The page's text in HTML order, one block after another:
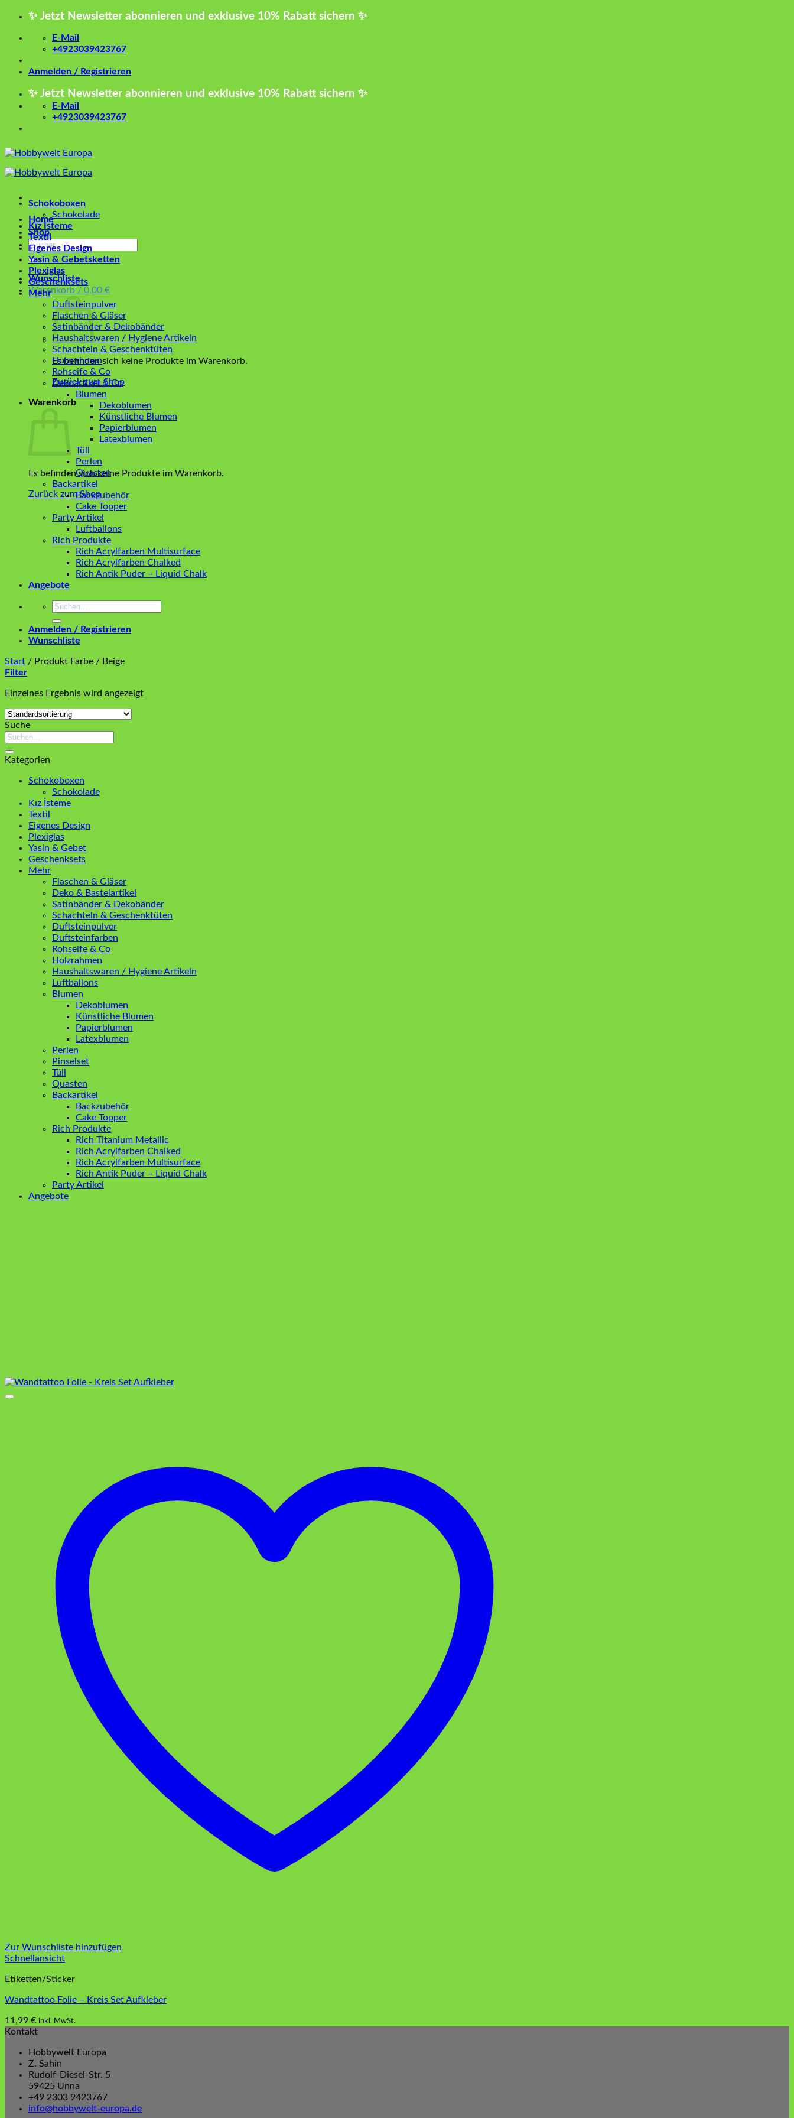
Zum
springen
✨ Jetzt Newsletter abonnieren und exklusive 10% Rabatt sichern ✨
E-Mail
+4923039423767
Anmelden / Registrieren
✨ Jetzt Newsletter abonnieren und exklusive 10% Rabatt sichern ✨
E-Mail
+4923039423767
Home
Shop
Suchen
nach:
Wunschliste
Warenkorb / 0,00 €
Es befinden sich keine Produkte im Warenkorb.
Zurück zum Shop
Warenkorb
Es befinden sich keine Produkte im Warenkorb.
Zurück zum Shop
Schokoboxen
Schokolade
Kız İsteme
Textil
Eigenes Design
Yasin & Gebetsketten
Plexiglas
Geschenksets
Mehr
Duftsteinpulver
Flaschen & Gläser
Satinbänder & Dekobänder
Haushaltswaren / Hygiene Artikeln
Schachteln & Geschenktüten
Holzrahmen
Rohseife & Co
Dekoartikel & Co
Blumen
Dekoblumen
Künstliche Blumen
Papierblumen
Latexblumen
Tüll
Perlen
Quasten
Backartikel
Backzubehör
Cake Topper
Party Artikel
Luftballons
Rich Produkte
Rich Acrylfarben Multisurface
Rich Acrylfarben Chalked
Rich Antik Puder – Liquid Chalk
Angebote
Suchen
Anmelden / Registrieren
Wunschliste
Start / Produkt Farbe / Beige
Filter
Einzelnes Ergebnis wird angezeigt
Suche
Suchen
Kategorien
Schokoboxen
Schokolade
Kız İsteme
Textil
Eigenes Design
Plexiglas
Yasin & Gebet
Geschenksets
Mehr
Flaschen & Gläser
Deko & Bastelartikel
Satinbänder & Dekobänder
Schachteln & Geschenktüten
Duftsteinpulver
Duftsteinfarben
Rohseife & Co
Holzrahmen
Haushaltswaren / Hygiene Artikeln
Luftballons
Blumen
Dekoblumen
Künstliche Blumen
Papierblumen
Latexblumen
Perlen
Pinselset
Tüll
Quasten
Backartikel
Backzubehör
Cake Topper
Rich Produkte
Rich Titanium Metallic
Rich Acrylfarben Chalked
Rich Acrylfarben Multisurface
Rich Antik Puder – Liquid Chalk
Party Artikel
Angebote
Zur Wunschliste hinzufügen
Schnellansicht
Etiketten/Sticker
Wandtattoo Folie – Kreis Set Aufkleber
11,99 € inkl. MwSt.
Dieses
weist
mehrere
Varianten
Optionen
Kontakt
Hobbywelt Europa
Z. Sahin
Rudolf-Diesel-Str. 5
59425 Unna
+49 2303 9423767
info@hobbywelt-europa.de